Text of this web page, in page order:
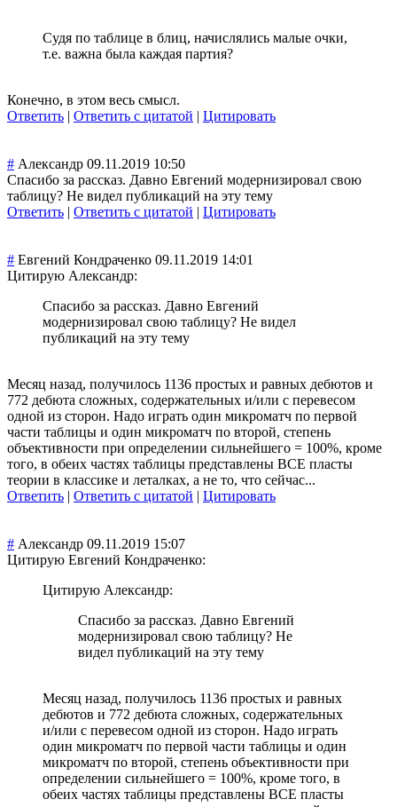
Судя по таблице в блиц, начислялись малые очки,
т.е. важна была каждая партия?
Конечно, в этом весь смысл.
Ответить | Ответить с цитатой | Цитировать
# Александр 09.11.2019 10:50
Спасибо за рассказ. Давно Евгений модернизировал свою
таблицу? Не видел публикаций на эту тему
Ответить | Ответить с цитатой | Цитировать
# Евгений Кондраченко 09.11.2019 14:01
Цитирую Александр:
Спасибо за рассказ. Давно Евгений
модернизировал свою таблицу? Не видел
публикаций на эту тему
Месяц назад, получилось 1136 простых и равных дебютов и
772 дебюта сложных, содержательных и/или с перевесом
одной из сторон. Надо играть один микроматч по первой
части таблицы и один микроматч по второй, степень
объективности при определении сильнейшего = 100%, кроме
того, в обеих частях таблицы представлены ВСЕ пласты
теории в классике и леталках, а не то, что сейчас...
Ответить | Ответить с цитатой | Цитировать
# Александр 09.11.2019 15:07
Цитирую Евгений Кондраченко:
Цитирую Александр:
Спасибо за рассказ. Давно Евгений
модернизировал свою таблицу? Не
видел публикаций на эту тему
Месяц назад, получилось 1136 простых и равных
дебютов и 772 дебюта сложных, содержательных
и/или с перевесом одной из сторон. Надо играть
один микроматч по первой части таблицы и один
микроматч по второй, степень объективности при
определении сильнейшего = 100%, кроме того, в
обеих частях таблицы представлены ВСЕ пласты